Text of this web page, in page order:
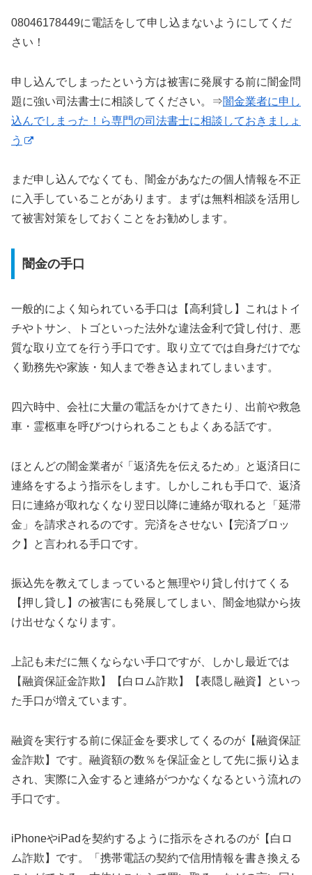
08046178449に電話をして申し込まないようにしてくだ
さい！
申し込んでしまったという方は被害に発展する前に闇金問
題に強い司法書士に相談してください。⇒闇金業者に申し
込んでしまった！ら専門の司法書士に相談しておきましょ
う
まだ申し込んでなくても、闇金があなたの個人情報を不正
に入手していることがあります。まずは無料相談を活用し
て被害対策をしておくことをお勧めします。
闇金の手口
一般的によく知られている手口は【高利貸し】これはトイ
チやトサン、トゴといった法外な違法金利で貸し付け、悪
質な取り立てを行う手口です。取り立てでは自身だけでな
く勤務先や家族・知人まで巻き込まれてしまいます。
四六時中、会社に大量の電話をかけてきたり、出前や救急
車・霊柩車を呼びつけられることもよくある話です。
ほとんどの闇金業者が「返済先を伝えるため」と返済日に
連絡をするよう指示をします。しかしこれも手口で、返済
日に連絡が取れなくなり翌日以降に連絡が取れると「延滞
金」を請求されるのです。完済をさせない【完済ブロッ
ク】と言われる手口です。
振込先を教えてしまっていると無理やり貸し付けてくる
【押し貸し】の被害にも発展してしまい、闇金地獄から抜
け出せなくなります。
上記も未だに無くならない手口ですが、しかし最近では
【融資保証金詐欺】【白ロム詐欺】【表隠し融資】といっ
た手口が増えています。
融資を実行する前に保証金を要求してくるのが【融資保証
金詐欺】です。融資額の数％を保証金として先に振り込ま
され、実際に入金すると連絡がつかなくなるという流れの
手口です。
iPhoneやiPadを契約するように指示をされるのが【白ロ
ム詐欺】です。「携帯電話の契約で信用情報を書き換える